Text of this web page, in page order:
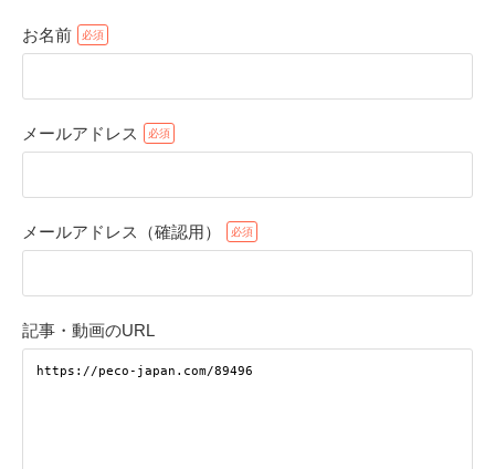
お名前
メールアドレス
メールアドレス（確認用）
記事・動画のURL
アプリで開く